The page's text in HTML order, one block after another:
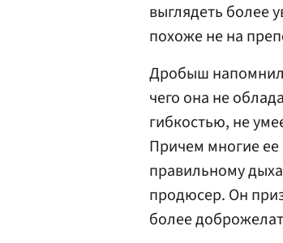
выглядеть более
похоже не на
Дробыш напомнил,
чего она не
гибкостью, не
Причем многие ее
правильному
продюсер. Он
более